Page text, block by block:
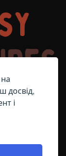
досвід,
і